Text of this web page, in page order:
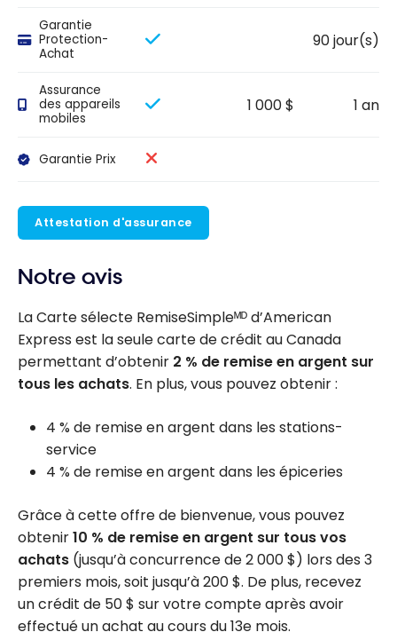
Garantie
Protection-
Achat
90 jour(s)
Assurance
des appareils
mobiles
1 000 $ 1 an
Garantie Prix
Attestation d'assurance
Notre avis
La Carte sélecte RemiseSimpleᴹᴰ d’American
Express est la seule carte de crédit au Canada
permettant d’obtenir 2 % de remise en argent sur
tous les achats. En plus, vous pouvez obtenir :
4 % de remise en argent dans les stations-
service
4 % de remise en argent dans les épiceries
Grâce à cette offre de bienvenue, vous pouvez
obtenir10 % de remise en argent sur tous vos
achats (jusqu’à concurrence de2 000 $) lors des 3
premiers mois, soit jusqu’à 200 $. De plus, recevez
un crédit de 50 $ sur votre compte après avoir
effectué un achat au cours du 13e mois.